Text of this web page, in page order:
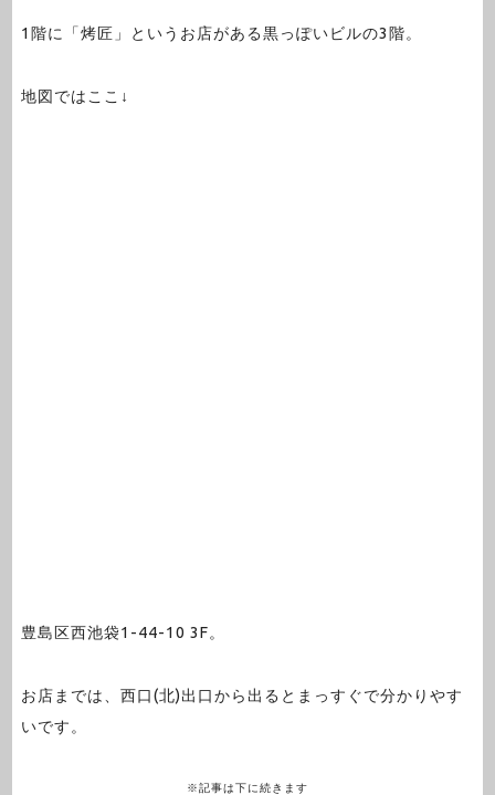
1階に「烤匠」というお店がある黒っぽいビルの3階。
地図ではここ↓
豊島区西池袋1-44-10 3F。
お店までは、西口(北)出口から出るとまっすぐで分かりやす
いです。
※記事は下に続きます